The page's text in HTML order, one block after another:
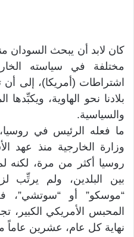
كان لابد أن يبحث السودان
مختلفة في سياسته
اشتراطات (أمريكا)، إلى
بلادنا نحو الهاوية،
والسياسية.
ما فعله الرئيس في
وزارة الخارجية منذ عهد
روسيا أكثر من مرة، لكنه
بين البلدين، ولم يرتِّب
“موسكو” أو “سوتشي”،
المحبس الأمريكي الكبير،
نهاية كل عام، عشرين عاماً